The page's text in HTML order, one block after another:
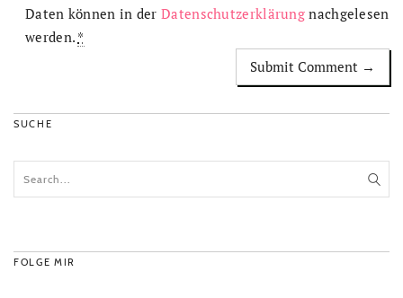
Daten können in derDatenschutzerklärung nachgelesen
werden. *
SUCHE
FOLGE MIR